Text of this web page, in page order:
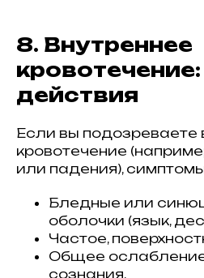
8. Внутреннее
действия
Если вы подозреваете
кровотечение
или падения),
Бледные или
оболочки (язык,
Частое,
Общее
сознания.